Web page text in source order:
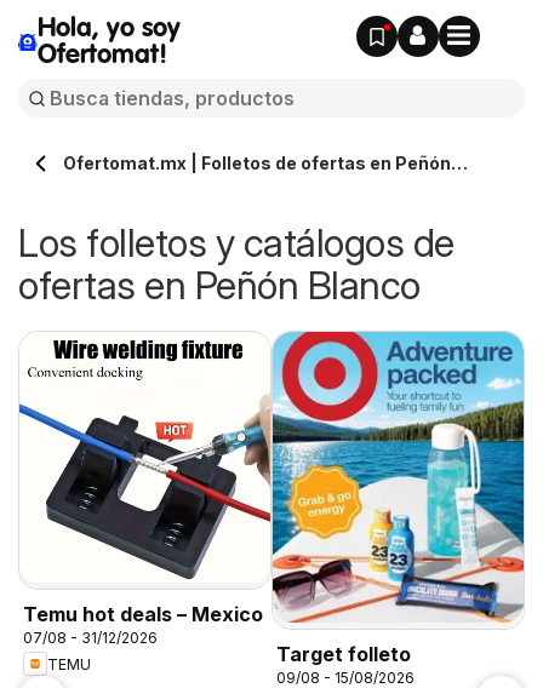
Hola, yo soy
Ofertomat!
Ofertomat.mx | Folletos de ofertas en Peñón
Los folletos y catálogos de
ofertas en Peñón Blanco
Temu hot deals – Mexico
07/08 - 31/12/2026
TEMU
Target folleto
09/08 - 15/08/2026